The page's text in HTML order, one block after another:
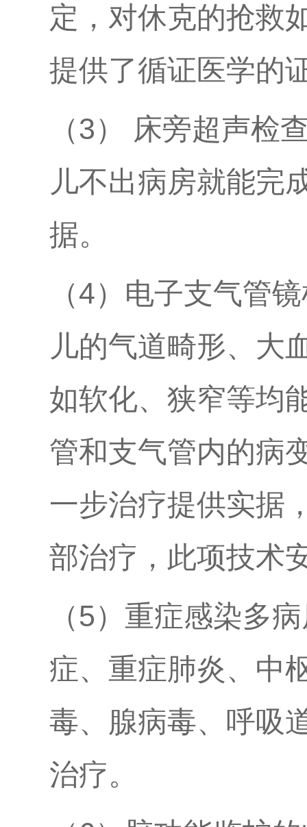
定，对休克的抢救
提供了循证医学的
（3） 床旁超声检
儿不出病房就能完
据。
（4）电子支气管
儿的气道畸形、大
如软化、狭窄等均
管和支气管内的病
一步治疗提供实据
部治疗，此项技术
（5）重症感染多
症、重症肺炎、中
毒、腺病毒、呼吸
治疗。